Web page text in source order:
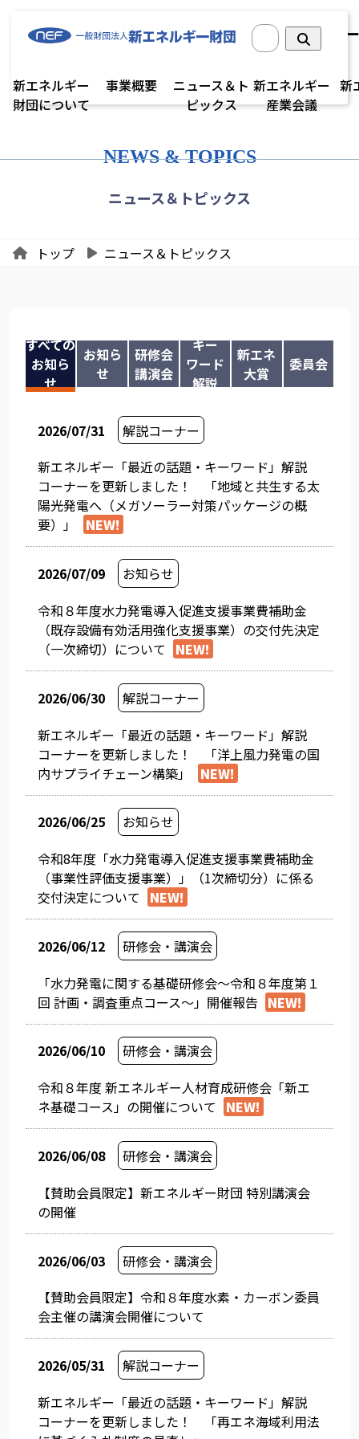
新エネルギー
財団について
事業概要
ニュース＆ト
ピックス
新エネルギー
産業会議
新
NEWS & TOPICS
ニュース＆トピックス
トップ ニュース＆トピックス
すべての
お知ら
せ
お知ら
せ
研修会
講演会
キー
ワード
解説
新エネ
大賞
委員会
2026/07/31
解説コーナー
新エネルギー「最近の話題・キーワード」解説
コーナーを更新しました！ 「地域と共生する太
陽光発電へ（メガソーラー対策パッケージの概
要）」
NEW!
2026/07/09
お知らせ
令和８年度水力発電導入促進支援事業費補助金
（既存設備有効活用強化支援事業）の交付先決定
（一次締切）について
NEW!
2026/06/30
解説コーナー
新エネルギー「最近の話題・キーワード」解説
コーナーを更新しました！ 「洋上風力発電の国
内サプライチェーン構築」
NEW!
2026/06/25
お知らせ
令和8年度「水力発電導入促進支援事業費補助金
（事業性評価支援事業）」（1次締切分）に係る
交付決定について
NEW!
2026/06/12
研修会・講演会
「水力発電に関する基礎研修会～令和８年度第１
回 計画・調査重点コース～」開催報告 NEW!
2026/06/10
研修会・講演会
令和８年度 新エネルギー人材育成研修会「新エ
ネ基礎コース」の開催について
NEW!
2026/06/08
研修会・講演会
【賛助会員限定】新エネルギー財団 特別講演会
の開催
2026/06/03
研修会・講演会
【賛助会員限定】令和８年度水素・カーボン委員
会主催の講演会開催について
2026/05/31
解説コーナー
新エネルギー「最近の話題・キーワード」解説
コーナーを更新しました！ 「再エネ海域利用法